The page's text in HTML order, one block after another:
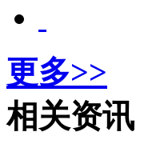
更多>>
相关资讯